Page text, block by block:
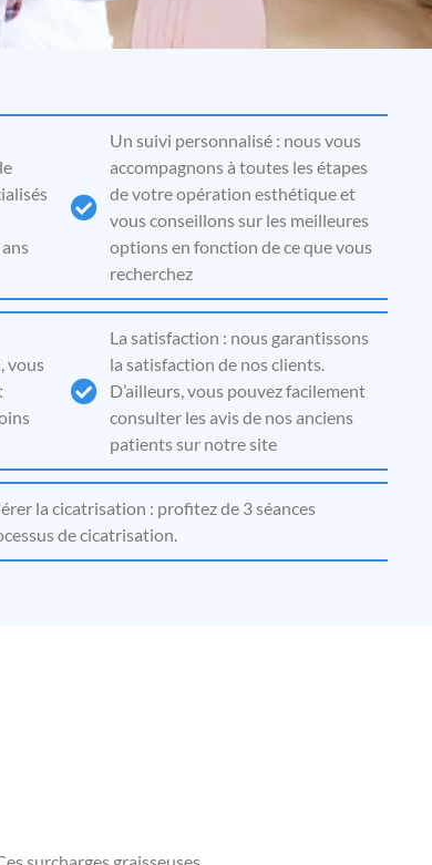
Un suivi personnalisé : nous vous
accompagnons à toutes les étapes
de votre opération esthétique et
vous conseillons sur les meilleures
options en fonction de ce que vous
recherchez
vous
La satisfaction : nous garantissons
la satisfaction de nos clients.
D’ailleurs, vous pouvez facilement
consulter les avis de nos anciens
patients sur notre site
la cicatrisation : profitez de 3 séances
de cicatrisation.